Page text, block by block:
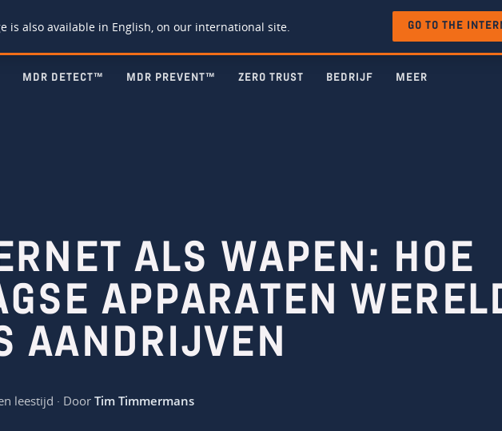
is also available in English, on our international site. GO TO THE
MDR DETECT™ MDR PREVENT™ ZERO TRUST BEDRIJF MEER
ALS WAPEN: HOE
APPARATEN
AANDRIJVEN
leestijd · Door Tim Timmermans